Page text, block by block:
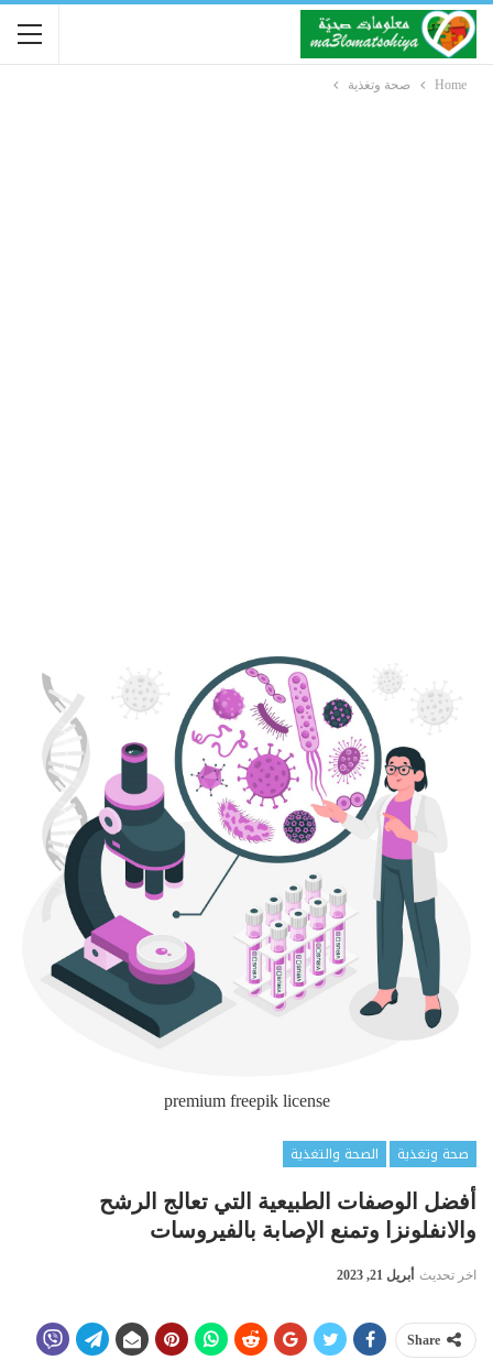
Home صحة وتغذية
premium freepik license
صحة وتغذية
الصحة والتغذية
أفضل الوصفات الطبيعية التي تعالج الرشح
والانفلونزا وتمنع الإصابة بالفيروسات
اخر تحديث أبريل 21, 2023
Share